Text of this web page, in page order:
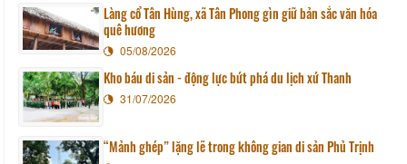
Làng cổ Tân Hùng, xã Tân Phong gìn giữ bản sắc văn hóa
quê hương
05/08/2026
Kho báu di sản - động lực bứt phá du lịch xứ Thanh
31/07/2026
“Mảnh ghép” lặng lẽ trong không gian di sản Phủ Trịnh